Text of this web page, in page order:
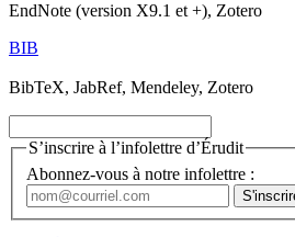
EndNote (version X9.1 et +), Zotero
BIB
BibTeX, JabRef, Mendeley, Zotero
S’inscrire à l’infolettre d’Érudit
Abonnez-vous à notre infolettre :